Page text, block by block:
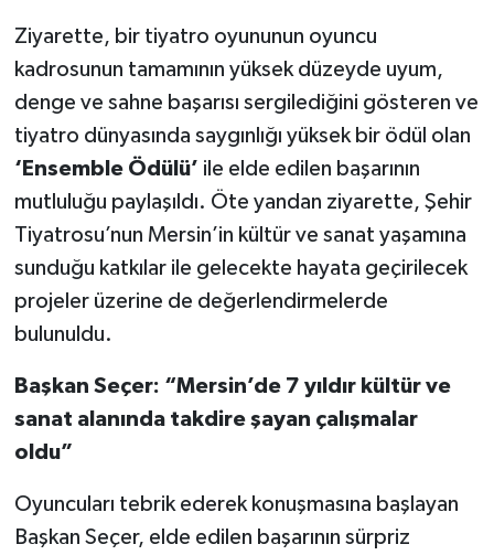
Ziyarette, bir tiyatro oyununun oyuncu
kadrosunun tamamının yüksek düzeyde uyum,
denge ve sahne başarısı sergilediğini gösteren ve
tiyatro dünyasında saygınlığı yüksek bir ödül olan
‘Ensemble Ödülü’ ile elde edilen başarının
mutluluğu paylaşıldı. Öte yandan ziyarette, Şehir
Tiyatrosu’nun Mersin’in kültür ve sanat yaşamına
sunduğu katkılar ile gelecekte hayata geçirilecek
projeler üzerine de değerlendirmelerde
bulunuldu.
Başkan Seçer: “Mersin’de 7 yıldır kültür ve
sanat alanında takdire şayan çalışmalar
oldu”
Oyuncuları tebrik ederek konuşmasına başlayan
Başkan Seçer, elde edilen başarının sürpriz